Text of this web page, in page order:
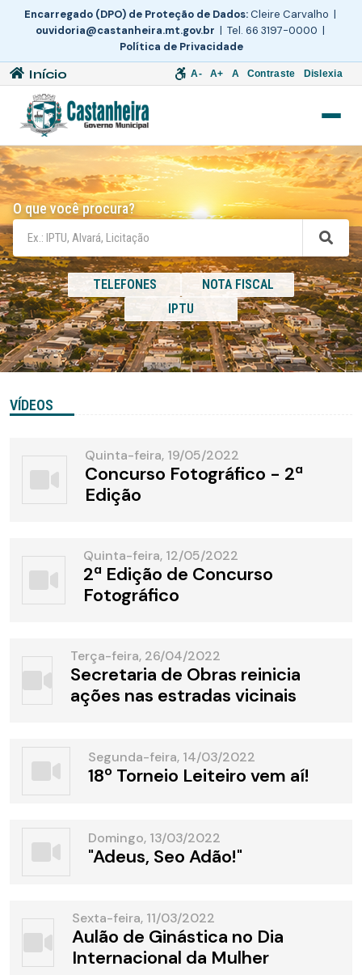
Encarregado (DPO) de Proteção de Dados:Cleire Carvalho |
ouvidoria@castanheira.mt.gov.br | Tel. 66 3197-0000 |
Política de Privacidade
Início A- A+ A Contraste Dislexia
O que você procura?
TELEFONES
NOTA FISCAL
IPTU
VÍDEOS
Quinta-feira, 19/05/2022
Concurso Fotográfico - 2ª
Edição
Quinta-feira, 12/05/2022
2ª Edição de Concurso
Fotográfico
Terça-feira, 26/04/2022
Secretaria de Obras reinicia
ações nas estradas vicinais
Segunda-feira, 14/03/2022
18º Torneio Leiteiro vem aí!
Domingo, 13/03/2022
"Adeus, Seo Adão!"
Sexta-feira, 11/03/2022
Aulão de Ginástica no Dia
Internacional da Mulher